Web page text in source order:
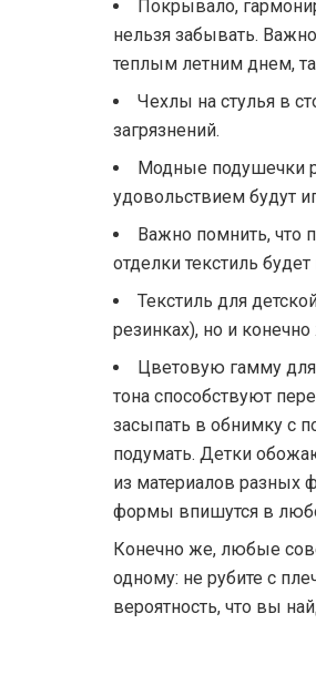
Покрывало,
нельзя забывать.
теплым летним днем,
Чехлы на стулья в
загрязнений.
Модные подушечки
удовольствием будут
Важно помнить, что
отделки текстиль
Текстиль для
резинках), но и
Цветовую гамму для
тона способствуют
засыпать в обнимку с
подумать. Детки
из материалов разных
формы впишутся в
Конечно же, любые
одному: не рубите с
вероятность, что вы